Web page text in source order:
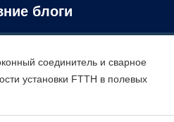
блоги
соединитель и сварное
установки FTTH в полевых